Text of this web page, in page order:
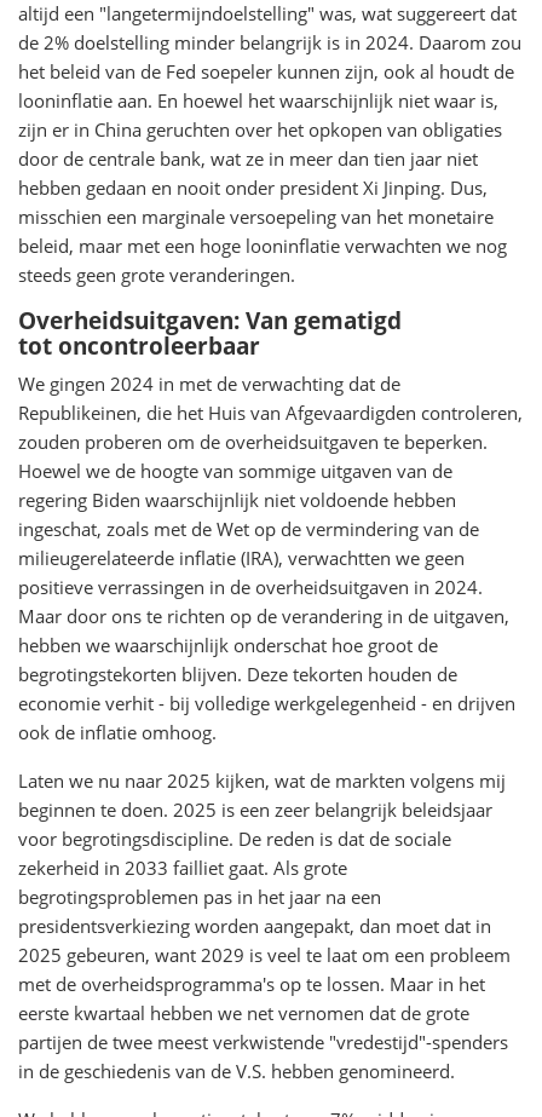
altijd een "langetermijndoelstelling" was, wat suggereert dat
de 2% doelstelling minder belangrijk is in 2024. Daarom zou
het beleid van de Fed soepeler kunnen zijn, ook al houdt de
looninflatie aan. En hoewel het waarschijnlijk niet waar is,
zijn er in China geruchten over het opkopen van obligaties
door de centrale bank, wat ze in meer dan tien jaar niet
hebben gedaan en nooit onder president Xi Jinping. Dus,
misschien een marginale versoepeling van het monetaire
beleid, maar met een hoge looninflatie verwachten we nog
steeds geen grote veranderingen.
Overheidsuitgaven: Van gematigd
tot oncontroleerbaar
We gingen 2024 in met de verwachting dat de
Republikeinen, die het Huis van Afgevaardigden controleren,
zouden proberen om de overheidsuitgaven te beperken.
Hoewel we de hoogte van sommige uitgaven van de
regering Biden waarschijnlijk niet voldoende hebben
ingeschat, zoals met de Wet op de vermindering van de
milieugerelateerde inflatie (IRA), verwachtten we geen
positieve verrassingen in de overheidsuitgaven in 2024.
Maar door ons te richten op de verandering in de uitgaven,
hebben we waarschijnlijk onderschat hoe groot de
begrotingstekorten blijven. Deze tekorten houden de
economie verhit - bij volledige werkgelegenheid - en drijven
ook de inflatie omhoog.
Laten we nu naar 2025 kijken, wat de markten volgens mij
beginnen te doen. 2025 is een zeer belangrijk beleidsjaar
voor begrotingsdiscipline. De reden is dat de sociale
zekerheid in 2033 failliet gaat. Als grote
begrotingsproblemen pas in het jaar na een
presidentsverkiezing worden aangepakt, dan moet dat in
2025 gebeuren, want 2029 is veel te laat om een probleem
met de overheidsprogramma's op te lossen. Maar in het
eerste kwartaal hebben we net vernomen dat de grote
partijen de twee meest verkwistende "vredestijd"-spenders
in de geschiedenis van de V.S. hebben genomineerd.